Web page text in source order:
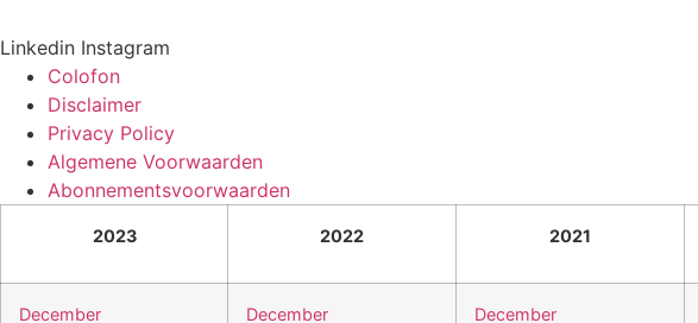
Linkedin Instagram
Colofon
Disclaimer
Privacy Policy
Algemene Voorwaarden
Abonnementsvoorwaarden
2023 2022 2021
December December December